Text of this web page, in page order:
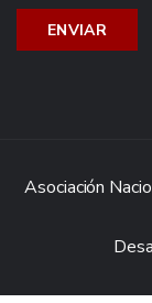
Asociación